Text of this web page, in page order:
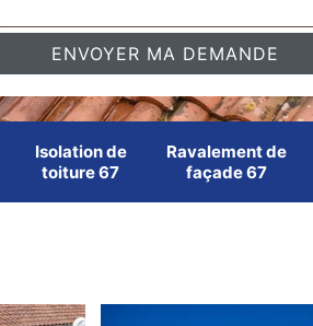
Isolation de
toiture 67
Ravalement de
façade 67